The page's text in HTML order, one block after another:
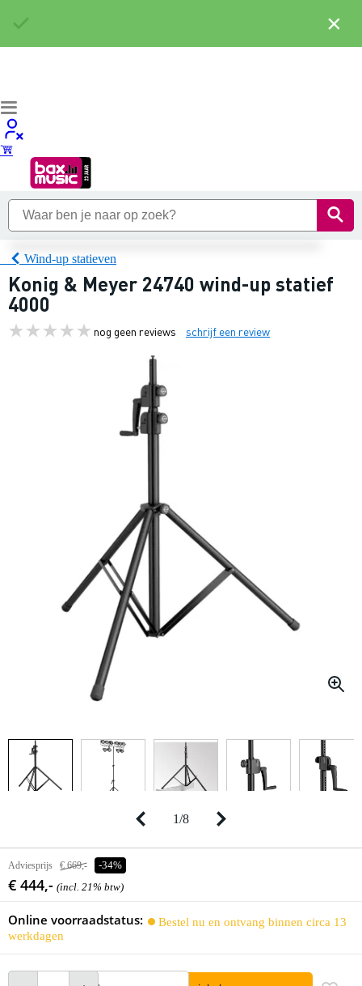
Wind-up statieven
Konig & Meyer 24740 wind-up statief
4000
nog geen reviews schrijf een review
1/8
Adviesprijs € 669,- -34%
€ 444,- (incl. 21% btw)
Online voorraadstatus:
Bestel nu en ontvang binnen circa 13
werkdagen
×